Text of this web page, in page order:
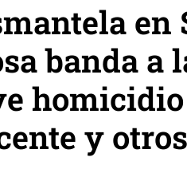
en
banda a
y